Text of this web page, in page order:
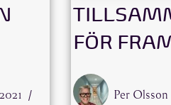
FÖR
Per Olsson